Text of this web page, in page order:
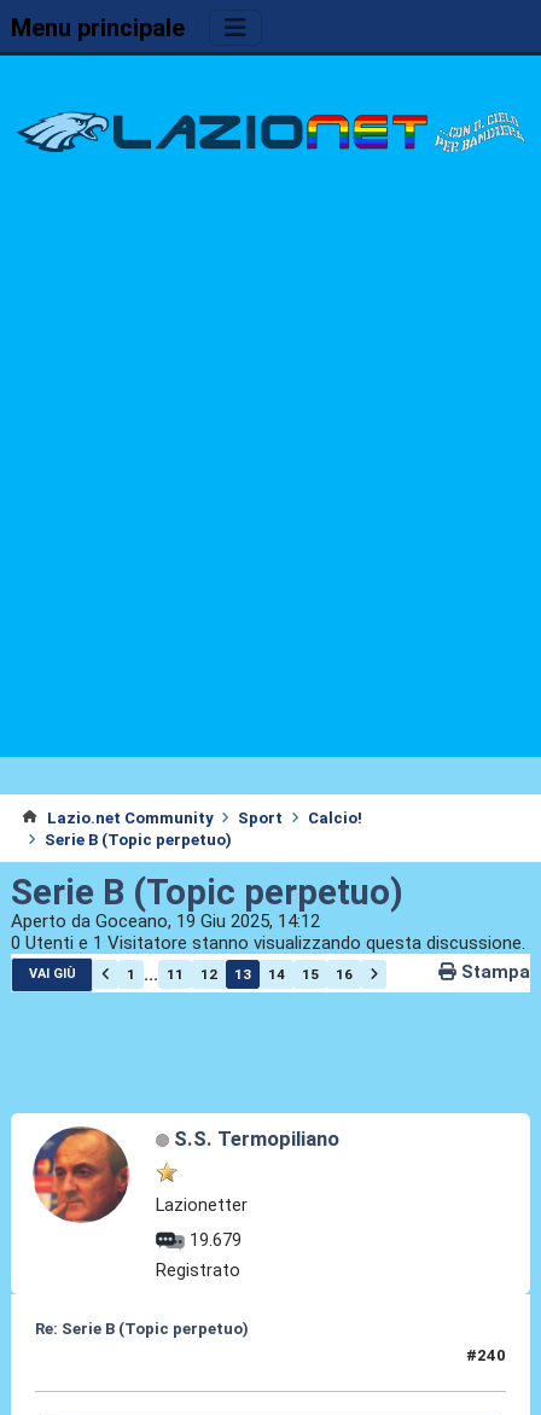
Menu principale
Lazio.net Community Sport
Calcio!
Serie B (Topic perpetuo)
Serie B (Topic perpetuo)
Aperto da Goceano, 19 Giu 2025, 14:12
0 Utenti e 1 Visitatore stanno visualizzando questa discussione.
VAI GIÙ 1 ... 11 12 13 14 15 16 Stampa
S.S. Termopiliano
Lazionetter
19.679
Registrato
Re: Serie B (Topic perpetuo)
#240